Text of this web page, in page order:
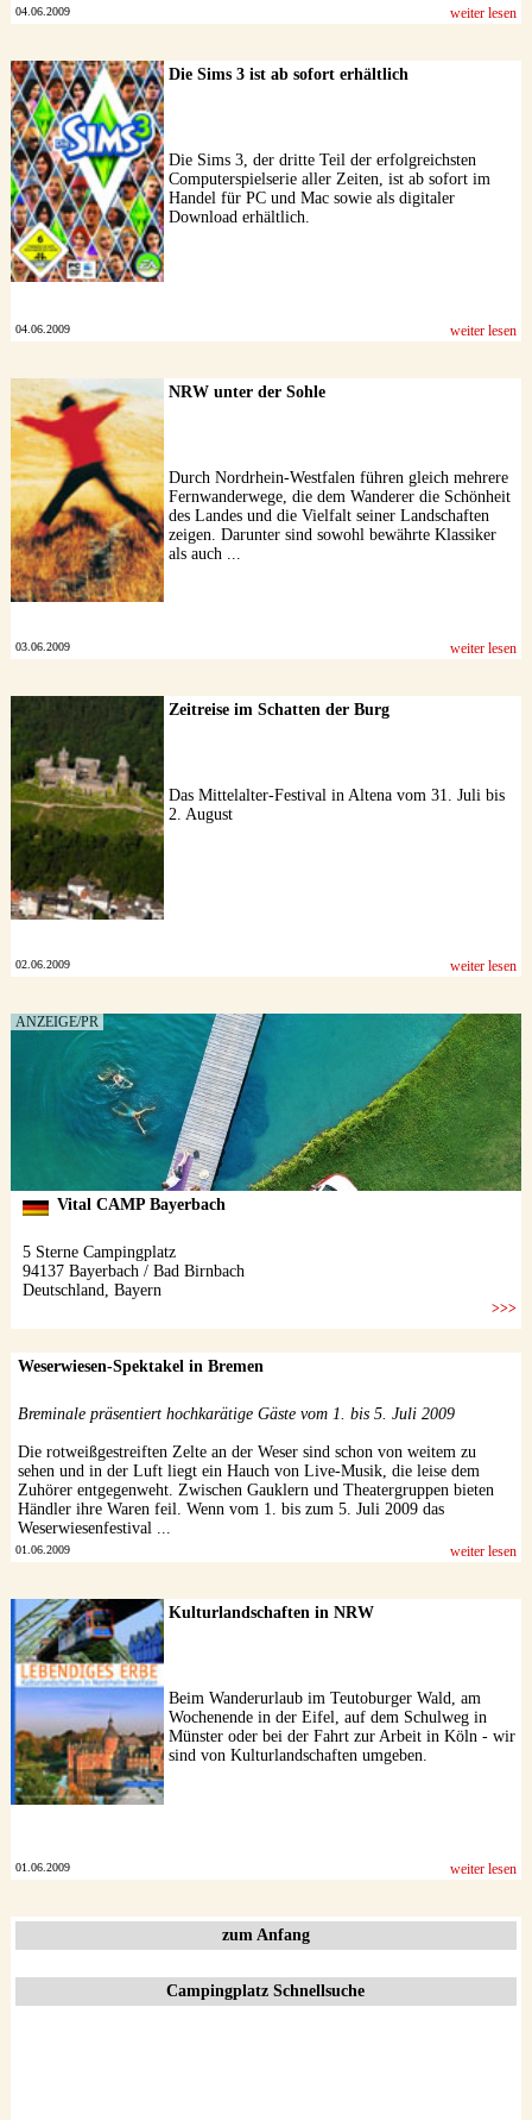
04.06.2009 weiter lesen
Die Sims 3 ist ab sofort erhältlich
Die Sims 3, der dritte Teil der erfolgreichsten
Computerspielserie aller Zeiten, ist ab sofort im
Handel für PC und Mac sowie als digitaler
Download erhältlich.
04.06.2009 weiter lesen
NRW unter der Sohle
Durch Nordrhein-Westfalen führen gleich mehrere
Fernwanderwege, die dem Wanderer die Schönheit
des Landes und die Vielfalt seiner Landschaften
zeigen. Darunter sind sowohl bewährte Klassiker
als auch ...
03.06.2009 weiter lesen
Zeitreise im Schatten der Burg
Das Mittelalter-Festival in Altena vom 31. Juli bis
2. August
02.06.2009 weiter lesen
Weserwiesen-Spektakel in Bremen
Breminale präsentiert hochkarätige Gäste vom 1. bis 5. Juli 2009
Die rotweißgestreiften Zelte an der Weser sind schon von weitem zu
sehen und in der Luft liegt ein Hauch von Live-Musik, die leise dem
Zuhörer entgegenweht. Zwischen Gauklern und Theatergruppen bieten
Händler ihre Waren feil. Wenn vom 1. bis zum 5. Juli 2009 das
Weserwiesenfestival ...
01.06.2009 weiter lesen
Kulturlandschaften in NRW
Beim Wanderurlaub im Teutoburger Wald, am
Wochenende in der Eifel, auf dem Schulweg in
Münster oder bei der Fahrt zur Arbeit in Köln - wir
sind von Kulturlandschaften umgeben.
01.06.2009 weiter lesen
zum Anfang
Campingplatz Schnellsuche